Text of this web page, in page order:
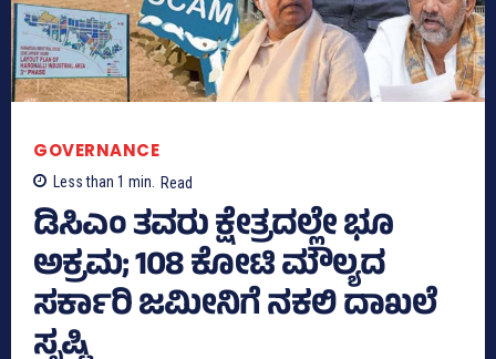
GOVERNANCE
Less than 1 min. Read
ಡಿಸಿಎಂ ತವರು ಕ್ಷೇತ್ರದಲ್ಲೇ ಭೂ
ಅಕ್ರಮ; 108 ಕೋಟಿ ಮೌಲ್ಯದ
ಸರ್ಕಾರಿ ಜಮೀನಿಗೆ ನಕಲಿ ದಾಖಲೆ
ಸೃಷ್ಟಿ